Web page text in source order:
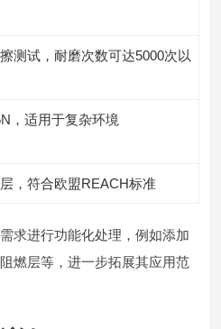
测试，耐磨次数可达5000次以
，适用于复杂环境
，符合欧盟REACH标准
求进行功能化处理，例如添加
燃层等，进一步拓展其应用范